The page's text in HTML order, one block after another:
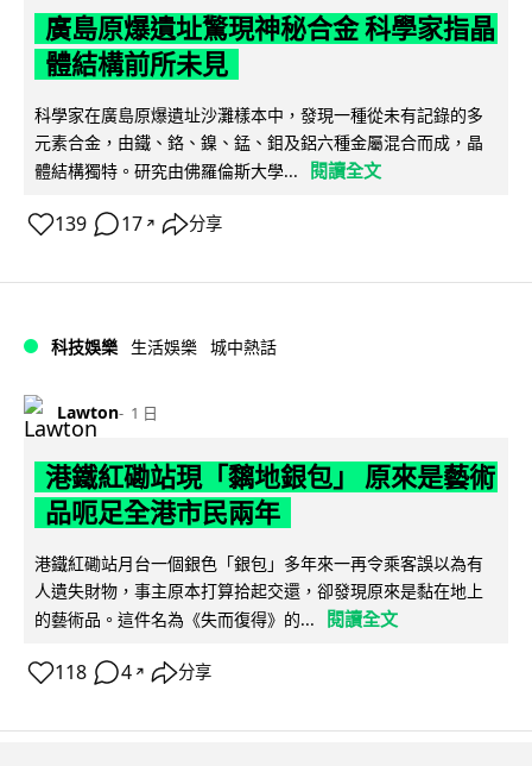
廣島原爆遺址驚現神秘合金 科學家指晶
體結構前所未見
科學家在廣島原爆遺址沙灘樣本中，發現一種從未有記錄的多
元素合金，由鐵、鉻、鎳、錳、鉬及鋁六種金屬混合而成，晶
體結構獨特。研究由佛羅倫斯大學...
閱讀全文
139 17 ↗ 分享
科技娛樂 生活娛樂 城中熱話
Lawton 1 日
港鐵紅磡站現「黐地銀包」 原來是藝術
品呃足全港市民兩年
港鐵紅磡站月台一個銀色「銀包」多年來一再令乘客誤以為有
人遺失財物，事主原本打算拾起交還，卻發現原來是黏在地上
的藝術品。這件名為《失而復得》的...
閱讀全文
118 4 ↗ 分享